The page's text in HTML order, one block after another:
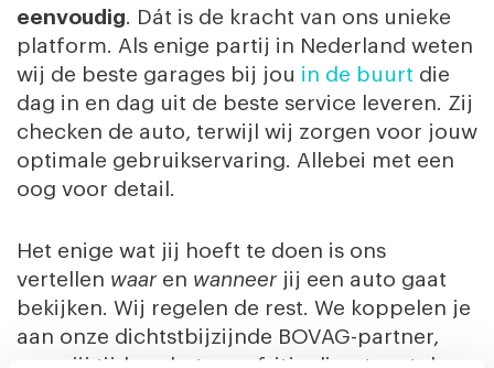
eenvoudig. Dát is de kracht van ons unieke
platform. Als enige partij in Nederland weten
wij de beste garages bij jou in de buurt die
dag in en dag uit de beste service leveren. Zij
checken de auto, terwijl wij zorgen voor jouw
optimale gebruikservaring. Allebei met een
oog voor detail.
Het enige wat jij hoeft te doen is ons
vertellen waaren wanneerjij een auto gaat
bekijken. Wij regelen de rest. We koppelen je
aan onze dichtstbijzijnde BOVAG-partner,